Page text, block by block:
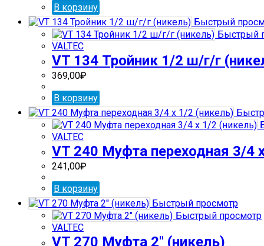
В корзину
Быстрый
Быстрый
VALTEC
VT 134 Тройник 1/2 ш/г/г
369,00₽
В корзину
VALTEC
VT 240 Муфта переходная 3/4
241,00₽
В корзину
Быстрый просмотр
Быстрый просмотр
VALTEC
VT 270 Муфта 2″ (никель)